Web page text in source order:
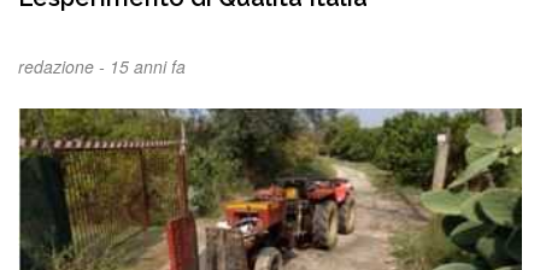
redazione - 15 anni fa